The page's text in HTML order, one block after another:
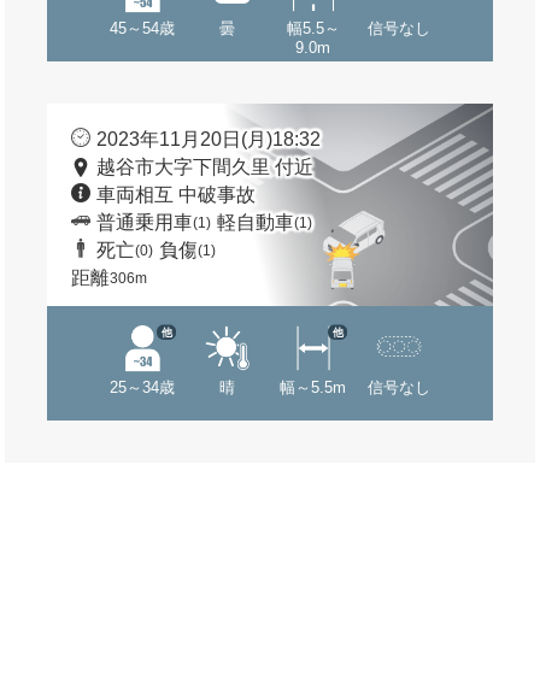
45～54歳 曇
幅5.5～
9.0m
信号なし
2023年11月20日(月)18:32
越谷市大字下間久里 付近
車両相互 中破事故
普通乗用車(1) 軽自動車(1)
死亡(0) 負傷(1)
距離306m
25～34歳
他
晴 幅～5.5m
他
信号なし